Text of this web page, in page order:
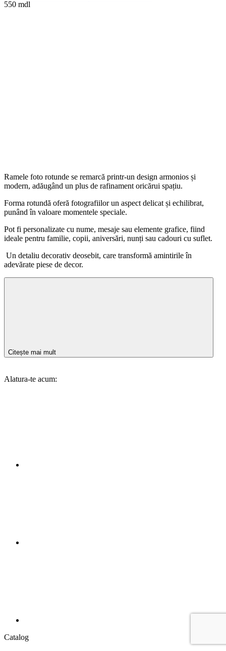
550 mdl
Ramele foto rotunde se remarcă printr-un design armonios și
modern, adăugând un plus de rafinament oricărui spațiu.
Forma rotundă oferă fotografiilor un aspect delicat și echilibrat,
punând în valoare momentele speciale.
Pot fi personalizate cu nume, mesaje sau elemente grafice, fiind
ideale pentru familie, copii, aniversări, nunți sau cadouri cu suflet.
Un detaliu decorativ deosebit, care transformă amintirile în
adevărate piese de decor.
Citește mai mult
Alatura-te acum:
Catalog